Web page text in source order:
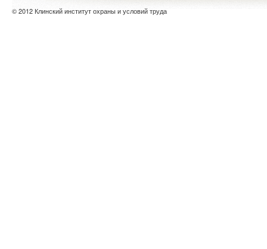
© 2012 Клинский институт охраны и условий труда